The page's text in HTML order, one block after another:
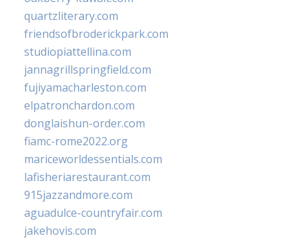
quartzliterary.com
friendsofbroderickpark.com
studiopiattellina.com
jannagrillspringfield.com
fujiyamacharleston.com
elpatronchardon.com
donglaishun-order.com
fiamc-rome2022.org
mariceworldessentials.com
lafisheriarestaurant.com
915jazzandmore.com
aguadulce-countryfair.com
jakehovis.com